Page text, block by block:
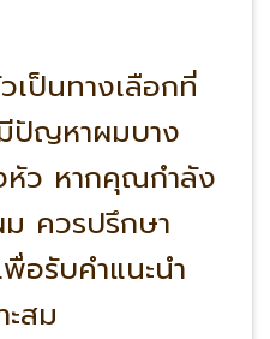
เป็นทางเลือกที่
ปัญหาผมบาง
หัว หากคุณกำลัง
ควรปรึกษา
อรับคำแนะนำ
ะสม